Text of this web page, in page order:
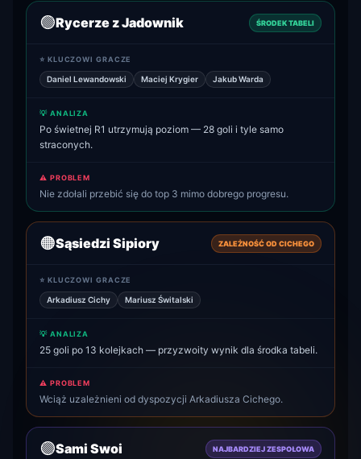
🟢Rycerze z Jadownik ŚRODEK TABELI
⭐ KLUCZOWI GRACZE
Daniel Lewandowski Maciej Krygier Jakub Warda
💡 ANALIZA
Po świetnej R1 utrzymują poziom — 28 goli i tyle samo
straconych.
⚠️ PROBLEM
Nie zdołali przebić się do top 3 mimo dobrego progresu.
🟠Sąsiedzi Sipiory ZALEŻNOŚĆ OD CICHEGO
⭐ KLUCZOWI GRACZE
Arkadiusz Cichy Mariusz Świtalski
💡 ANALIZA
25 goli po 13 kolejkach — przyzwoity wynik dla środka tabeli.
⚠️ PROBLEM
Wciąż uzależnieni od dyspozycji Arkadiusza Cichego.
🟣Sami Swoi NAJBARDZIEJ ZESPOŁOWA